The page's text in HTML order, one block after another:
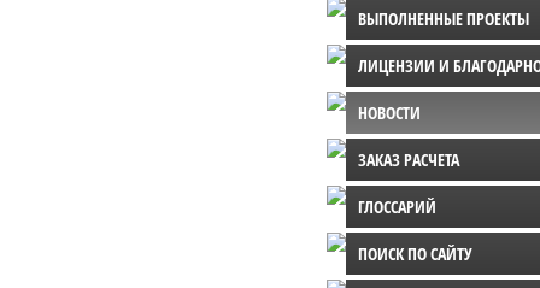
ВЫПОЛНЕННЫЕ ПРОЕКТЫ
ЛИЦЕНЗИИ И
НОВОСТИ
ЗАКАЗ РАСЧЕТА
ГЛОССАРИЙ
ПОИСК ПО САЙТУ